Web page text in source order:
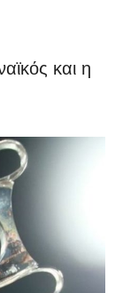
και η